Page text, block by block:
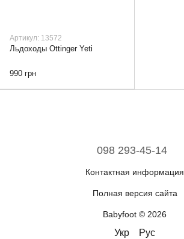
Артикул: 13572
Льдоходы Ottinger Yeti
990 грн
098 293-45-14
Контактная информация
Полная версия сайта
Babyfoot © 2026
Укр Рус